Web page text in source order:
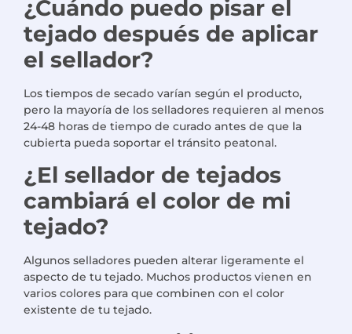
¿Cuándo puedo pisar el
tejado después de aplicar
el sellador?
Los tiempos de secado varían según el producto,
pero la mayoría de los selladores requieren al menos
24-48 horas de tiempo de curado antes de que la
cubierta pueda soportar el tránsito peatonal.
¿El sellador de tejados
cambiará el color de mi
tejado?
Algunos selladores pueden alterar ligeramente el
aspecto de tu tejado. Muchos productos vienen en
varios colores para que combinen con el color
existente de tu tejado.